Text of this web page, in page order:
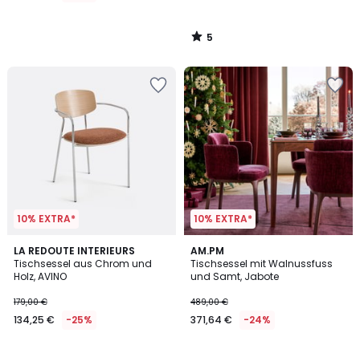
5
/
10% EXTRA*
LA REDOUTE INTERIEURS
Tischsessel aus Chrom und
Holz, AVINO
179,00 €
134,25 € -25%
4
/
5
10% EXTRA*
AM.PM
Tischsessel mit Walnussfuss
und Samt, Jabote
489,00 €
371,64 € -24%
5
/
5